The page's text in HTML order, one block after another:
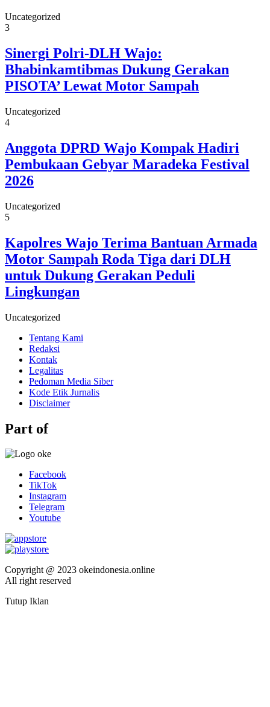
Uncategorized
3
Sinergi Polri-DLH Wajo:
Bhabinkamtibmas Dukung Gerakan
PISOTA’ Lewat Motor Sampah
Uncategorized
4
Anggota DPRD Wajo Kompak Hadiri
Pembukaan Gebyar Maradeka Festival
2026
Uncategorized
5
Kapolres Wajo Terima Bantuan Armada
Motor Sampah Roda Tiga dari DLH
untuk Dukung Gerakan Peduli
Lingkungan
Uncategorized
Tentang Kami
Redaksi
Kontak
Legalitas
Pedoman Media Siber
Kode Etik Jurnalis
Disclaimer
Part of
Facebook
TikTok
Instagram
Telegram
Youtube
Copyright @ 2023 okeindonesia.online
All right reserved
Tutup Iklan